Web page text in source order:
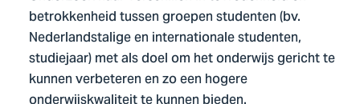
betrokkenheid tussen groepen studenten (bv.
Nederlandstalige en internationale studenten,
studiejaar) met als doel om het onderwijs gericht te
kunnen verbeteren en zo een hogere